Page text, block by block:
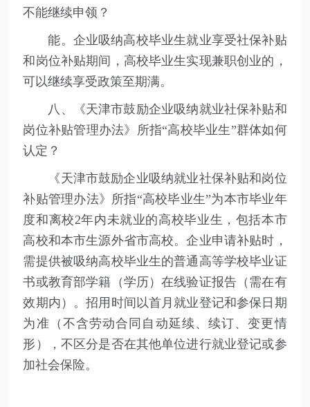
不能继续申领？
能。企业吸纳高校毕业生就业享受社保补贴
和岗位补贴期间，高校毕业生实现兼职创业的，
可以继续享受政策至期满。
八、《天津市鼓励企业吸纳就业社保补贴和
岗位补贴管理办法》所指“高校毕业生”群体如何
认定？
《天津市鼓励企业吸纳就业社保补贴和岗位
补贴管理办法》所指“高校毕业生”为本市毕业年
度和离校2年内未就业的高校毕业生，包括本市
高校和本市生源外省市高校。企业申请补贴时，
需提供被吸纳高校毕业生的普通高等学校毕业证
书或教育部学籍（学历）在线验证报告（需在有
效期内）。招用时间以首月就业登记和参保日期
为准（不含劳动合同自动延续、续订、变更情
形），不区分是否在其他单位进行就业登记或参
加社会保险。